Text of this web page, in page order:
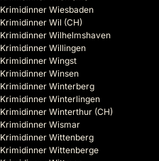
Krimidinner Wiesbaden
Krimidinner Wil (CH)
Krimidinner Wilhelmshaven
Krimidinner Willingen
Krimidinner Wingst
Krimidinner Winsen
Krimidinner Winterberg
Krimidinner Winterlingen
Krimidinner Winterthur (CH)
Krimidinner Wismar
Krimidinner Wittenberg
Krimidinner Wittenberge